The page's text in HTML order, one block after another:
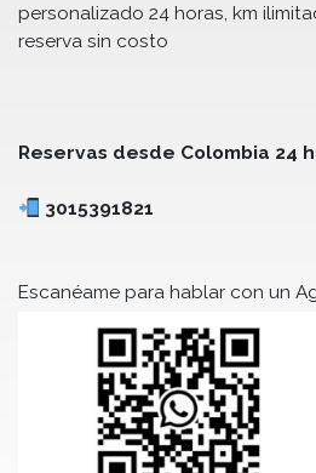
personalizado 24 horas, km
reserva sin costo
Reservas desde Colombia 24
3015391821
Escanéame para hablar con un